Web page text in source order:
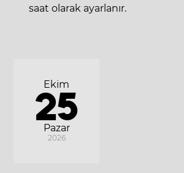
saat olarak ayarlanır.
Pazar
Ekim
25
2026